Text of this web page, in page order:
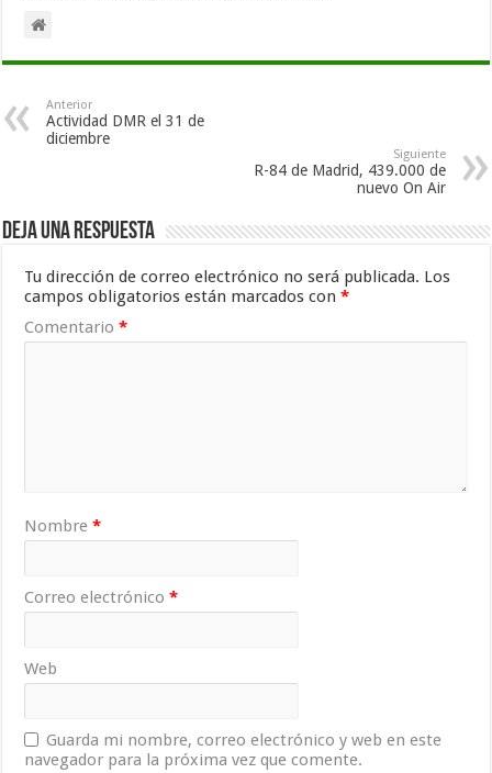
Anterior
Actividad DMR el 31 de
diciembre
Siguiente
R-84 de Madrid, 439.000 de
nuevo On Air
Deja una respuesta
Tu dirección de correo electrónico no será publicada. Los
campos obligatorios están marcados con*
Comentario*
Nombre*
Correo electrónico*
Web
Guarda mi nombre, correo electrónico y web en este
navegador para la próxima vez que comente.